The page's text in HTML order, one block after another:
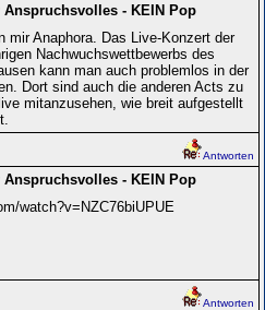
- KEIN Pop
mir Anaphora. Das Live-Konzert der
Nachwuchswettbewerbs des
kann man auch problemlos in der
Dort sind auch die anderen Acts zu
mitanzusehen, wie breit aufgestellt
Antworten
- KEIN Pop
watch?v=NZC76biUPUE
Antworten